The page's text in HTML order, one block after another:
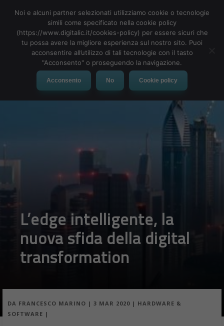
MENU
L’edge intelligente, la
nuova sfida della digital
transformation
DA FRANCESCO MARINO | 3 MAR 2020 | HARDWARE &
SOFTWARE |
Noi e alcuni partner selezionati utilizziamo cookie o tecnologie
simili come specificato nella cookie policy
(https://www.digitalic.it/cookies-policy) per essere sicuri che
tu possa avere la migliore esperienza sul nostro sito. Puoi
acconsentire all’utilizzo di tali tecnologie con il tasto
"Acconsento" o proseguendo la navigazione.
Acconsento No Cookie policy